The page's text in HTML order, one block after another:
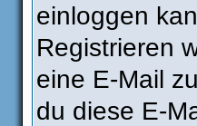
einloggen
Registrieren
eine E-Mail
du diese E-